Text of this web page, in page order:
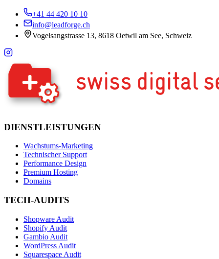
+41 44 420 10 10
info@leadforge.ch
Vogelsangstrasse 13, 8618 Oetwil am See, Schweiz
DIENSTLEISTUNGEN
Wachstums-Marketing
Technischer Support
Performance Design
Premium Hosting
Domains
TECH-AUDITS
Shopware Audit
Shopify Audit
Gambio Audit
WordPress Audit
Squarespace Audit